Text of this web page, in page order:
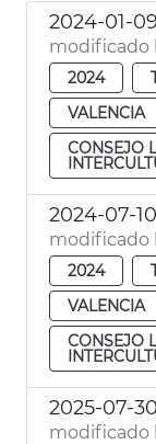
2024-01-09
modificado
2024
VALENCIA
CONSEJO
2024-07-10
modificado
2024
VALENCIA
CONSEJO
2025-07-30
modificado